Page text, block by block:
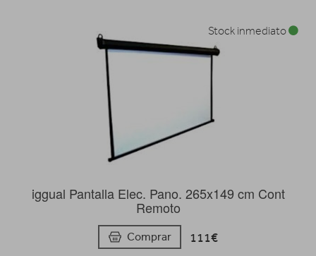
iggual Pantalla Elec. Pano. 265x149 cm Cont
Remoto
Comprar 111€
Stock inmediato